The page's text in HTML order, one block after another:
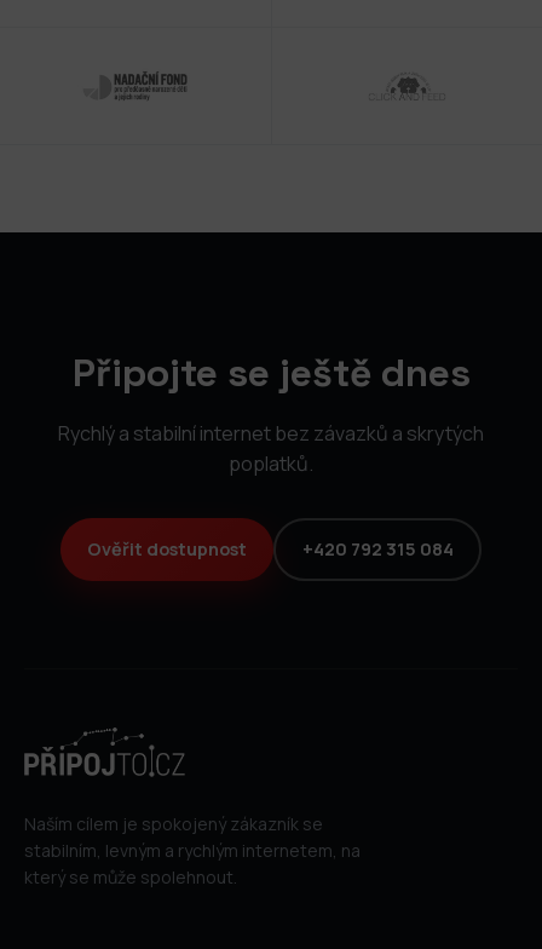
Připojte se ještě dnes
Rychlý a stabilní internet bez závazků a skrytých
poplatků.
Ověřit dostupnost +420 792 315 084
Naším cílem je spokojený zákazník se
stabilním, levným a rychlým internetem, na
který se může spolehnout.